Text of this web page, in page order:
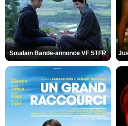
Soudain Bande-annonce VF STFR